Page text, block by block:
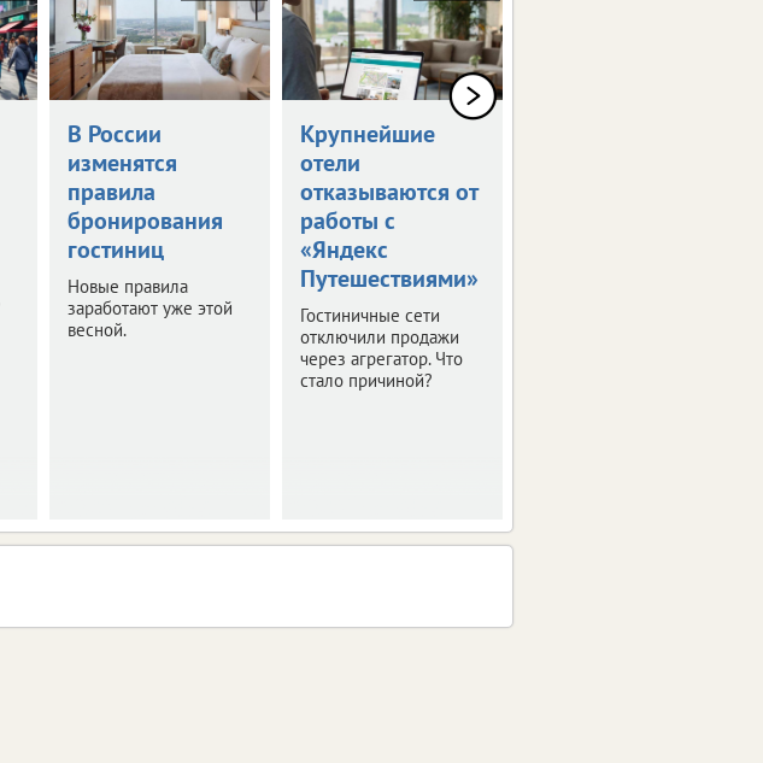
В России
изменятся
правила
бронирования
гостиниц
Новые правила
заработают уже этой
весной.
Крупнейшие
отели
отказываются от
работы с
«Яндекс
Путешествиями»
Гостиничные сети
отключили продажи
через агрегатор. Что
стало причиной?